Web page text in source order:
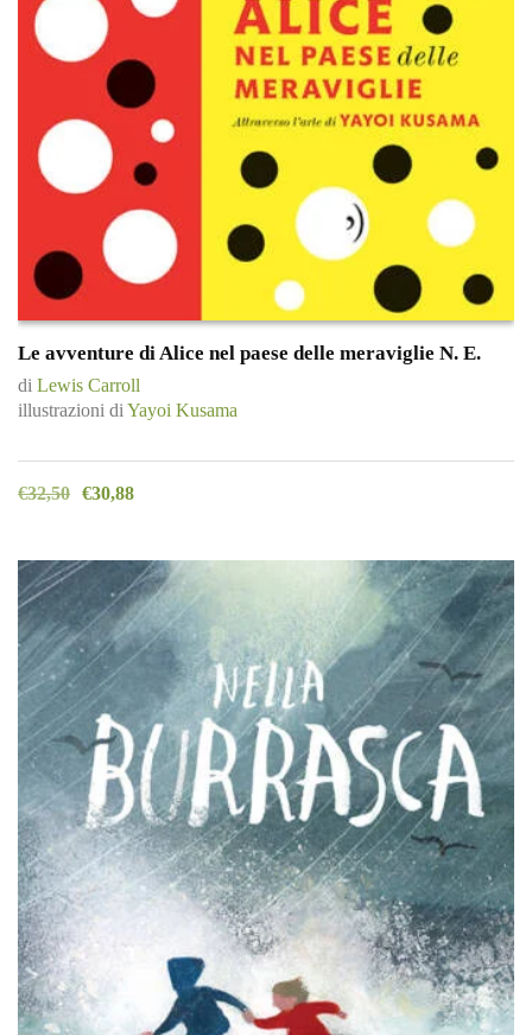
Le avventure di Alice nel paese delle meraviglie N. E.
di Lewis Carroll
illustrazioni di Yayoi Kusama
€32,50 €30,88